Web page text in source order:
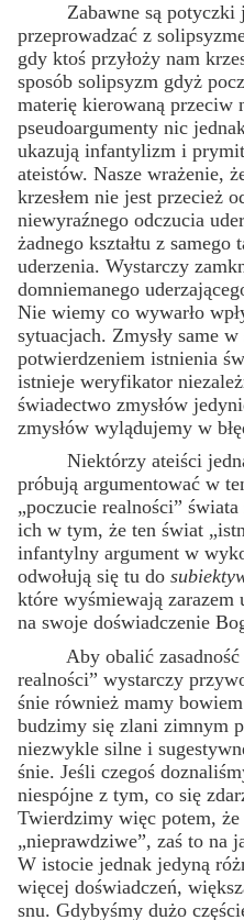
Zabawne są potyczki
przeprowadzać z
gdy ktoś przyłoży nam
sposób solipsyzm gdyż
materię kierowaną przeciw
pseudoargumenty nic
ukazują infantylizm i
ateistów. Nasze wrażenie,
krzesłem nie jest przecież
niewyraźnego odczucia
żadnego kształtu z samego
uderzenia. Wystarczy
domniemanego
Nie wiemy co wywarło
sytuacjach. Zmysły same
potwierdzeniem istnienia
istnieje weryfikator
świadectwo zmysłów
zmysłów wylądujemy w
Niektórzy ateiści
próbują argumentować w
„poczucie realności”
ich w tym, że ten świat
infantylny argument w
odwołują się tu do
które wyśmiewają zarazem
na swoje doświadczenie
Aby obalić zasadność
realności” wystarczy
śnie również mamy
budzimy się zlani zimnym
niezwykle silne i
śnie. Jeśli czegoś
niespójne z tym, co się
Twierdzimy więc potem,
„nieprawdziwe”, zaś to na
W istocie jednak jedyną
więcej doświadczeń,
snu. Gdybyśmy dużo